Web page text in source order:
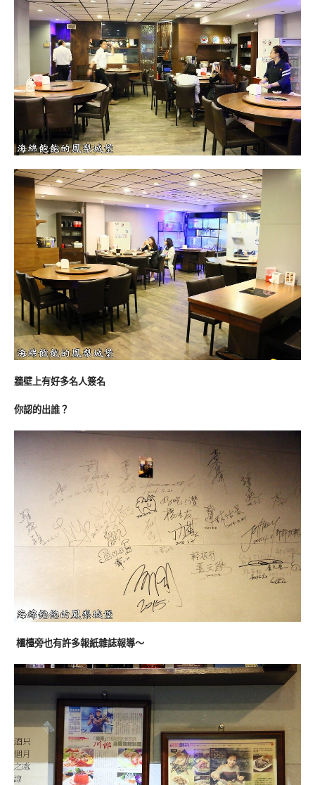
牆壁上有好多名人簽名
你認的出誰？
櫃檯旁也有許多報紙雜誌報導～